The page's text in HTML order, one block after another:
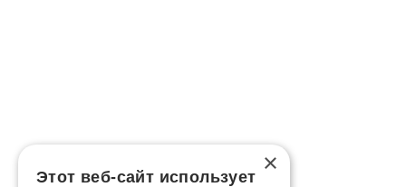
×
Этот веб-сайт использует